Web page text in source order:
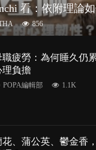
856
職疲勞：為何睡久仍
理負擔
POPA編輯部 1.1K
花、蒲公英、鬱金香